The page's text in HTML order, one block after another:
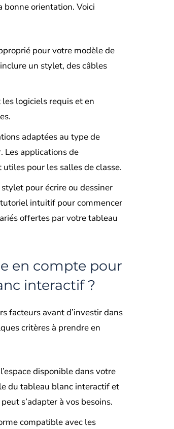
bonne orientation. Voici
pour votre modèle de
un stylet, des câbles
logiciels requis et en
adaptées au type de
Les applications de
pour les salles de classe.
pour écrire ou dessiner
intuitif pour commencer
offertes par votre tableau
en compte pour
interactif ?
facteurs avant d’investir dans
critères à prendre en
disponible dans votre
du tableau blanc interactif et
s’adapter à vos besoins.
compatible avec les